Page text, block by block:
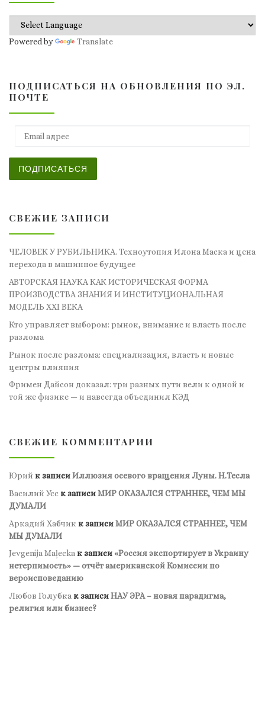
Powered by Translate
ПОДПИСАТЬСЯ НА ОБНОВЛЕНИЯ ПО ЭЛ.
ПОЧТЕ
ПОДПИСАТЬСЯ
СВЕЖИЕ ЗАПИСИ
ЧЕЛОВЕК У РУБИЛЬНИКА. Техноутопия Илона Маска и цена
перехода в машинное будущее
АВТОРСКАЯ НАУКА КАК ИСТОРИЧЕСКАЯ ФОРМА
ПРОИЗВОДСТВА ЗНАНИЯ И ИНСТИТУЦИОНАЛЬНАЯ
МОДЕЛЬ XXI ВЕКА
Кто управляет выбором: рынок, внимание и власть после
разлома
Рынок после разлома: специализация, власть и новые
центры влияния
Фримен Дайсон доказал: три разных пути вели к одной и
той же физике — и навсегда объединил КЭД
СВЕЖИЕ КОММЕНТАРИИ
Юрий к записиИллюзия осевого вращения Луны. Н.Тесла
Василий Усс к записиМИР ОКАЗАЛСЯ СТРАННЕЕ, ЧЕМ МЫ
ДУМАЛИ
Аркадий Хабчик к записиМИР ОКАЗАЛСЯ СТРАННЕЕ, ЧЕМ
МЫ ДУМАЛИ
Jevgenija Maļeckaк записи«Россия экспортирует в Украину
нетерпимость» — отчёт американской Комиссии по
вероисповеданию
Любов Голубка к записиНАУ ЭРА – новая парадигма,
религия или бизнес?